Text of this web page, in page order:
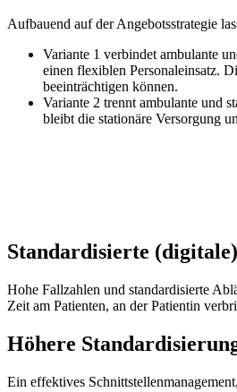
Aufbauend auf der Angebotsstrategie
Variante 1 verbindet ambulante
einen flexiblen Personaleinsatz.
beeinträchtigen können.
Variante 2 trennt ambulante und
bleibt die stationäre Versorgung
Standardisierte (digitale)
Hohe Fallzahlen und standardisierte
Zeit am Patienten, an der Patientin
Höhere
Ein effektives